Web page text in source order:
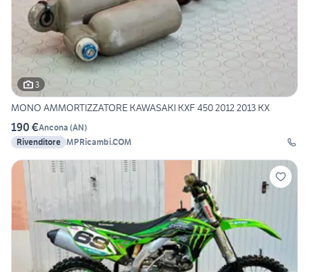
3
MONO AMMORTIZZATORE KAWASAKI KXF 450 2012 2013 KX
190 €Ancona (AN)
Rivenditore MPRicambi.COM